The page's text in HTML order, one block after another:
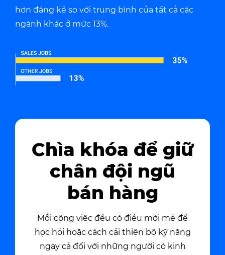
hơn đáng kể so với trung bình của tất cả các
ngành khác ở mức 13%.
Chìa khóa để giữ
chân đội ngũ
bán hàng
Mỗi công việc đều có điều mới mẻ để
học hỏi hoặc cách cải thiện bộ kỹ năng
ngay cả đối với những người có kinh